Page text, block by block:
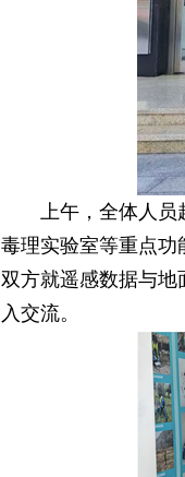
上午，全体人员赴
毒理实验室等重点功
双方就遥感数据与地
入交流。